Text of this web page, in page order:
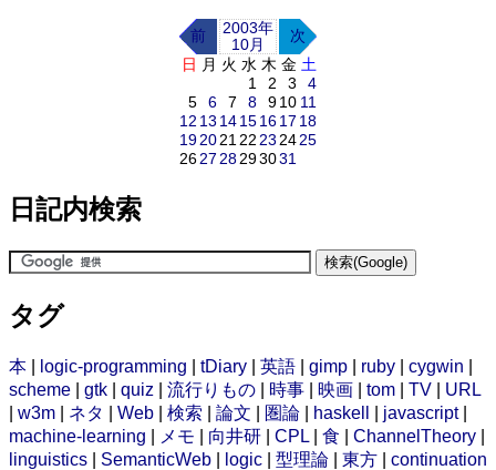
前
2003年
10月
次
日 月 火 水 木 金 土
1
2 3
4
5
6 7 8 910 11
12 13 14151617 18
192021 22 23 2425
2627 28293031
日記内検索
タグ
本 logic-programming tDiary 英語 gimp ruby cygwin
scheme
gtk quiz 流行りもの 時事 映画 tom TV
URL
w3m ネタ Web 検索 論文 圏論 haskell javascript|
machine-learning
メモ 向井研 CPL 食 ChannelTheory
linguistics
SemanticWeb logic 型理論 東方
continuation